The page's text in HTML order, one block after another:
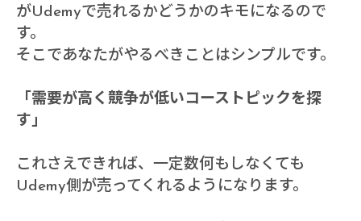
がUdemyで売れるかどうかのキモになるので
す。
そこであなたがやるべきことはシンプルです。
「需要が高く競争が低いコーストピックを探
す」
これさえできれば、一定数何もしなくても
Udemy側が売ってくれるようになります。